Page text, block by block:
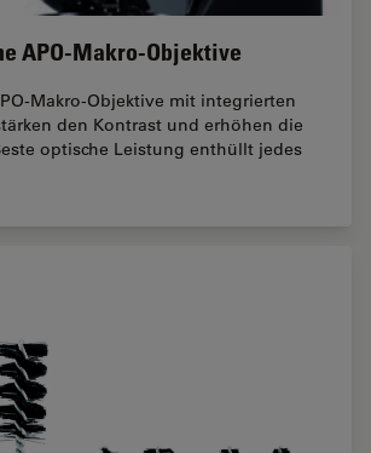
APO-Makro-Objektive
Makro-Objektive mit integrierten
den Kontrast und erhöhen die
optische Leistung enthüllt jedes